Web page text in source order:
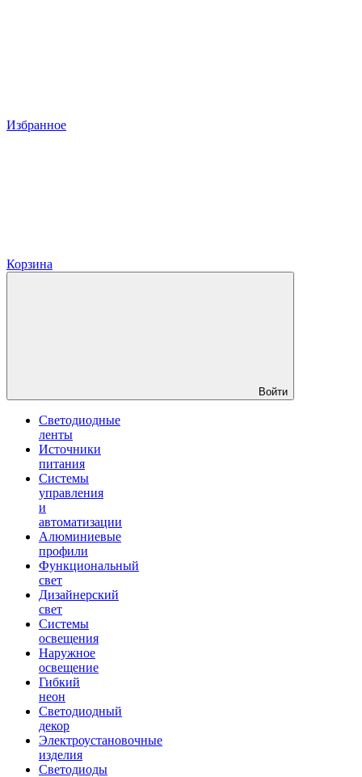
Избранное
Корзина
Войти
Светодиодные
ленты
Источники
питания
Системы
управления
и
автоматизации
Алюминиевые
профили
Функциональный
свет
Дизайнерский
свет
Системы
освещения
Наружное
освещение
Гибкий
неон
Светодиодный
декор
Электроустановочные
изделия
Светодиоды